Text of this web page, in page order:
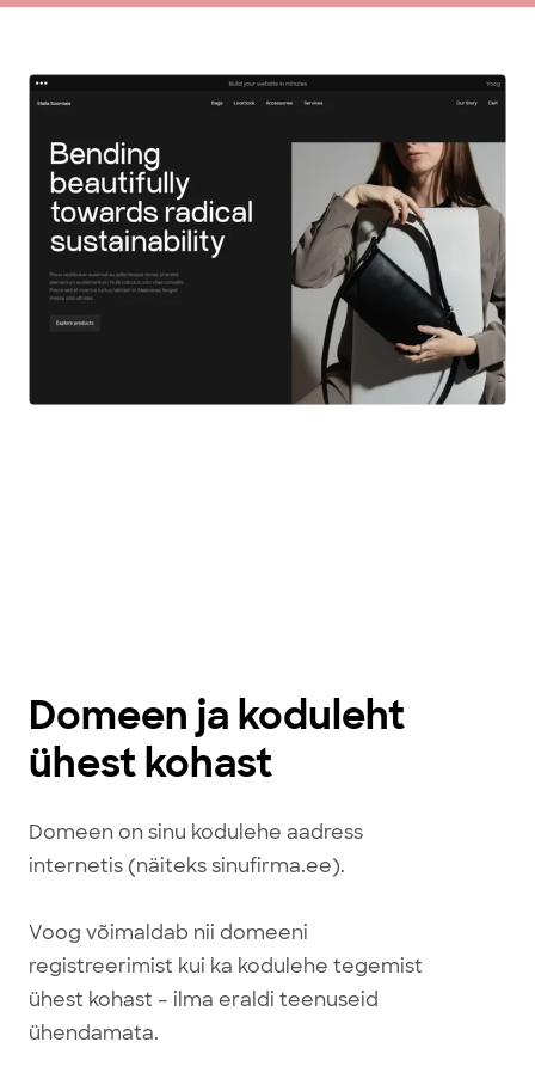
Domeen ja koduleht
ühest kohast
Domeen on sinu kodulehe aadress
internetis (näiteks sinufirma.ee).
Voog võimaldab nii domeeni
registreerimist kui ka kodulehe tegemist
ühest kohast – ilma eraldi teenuseid
ühendamata.